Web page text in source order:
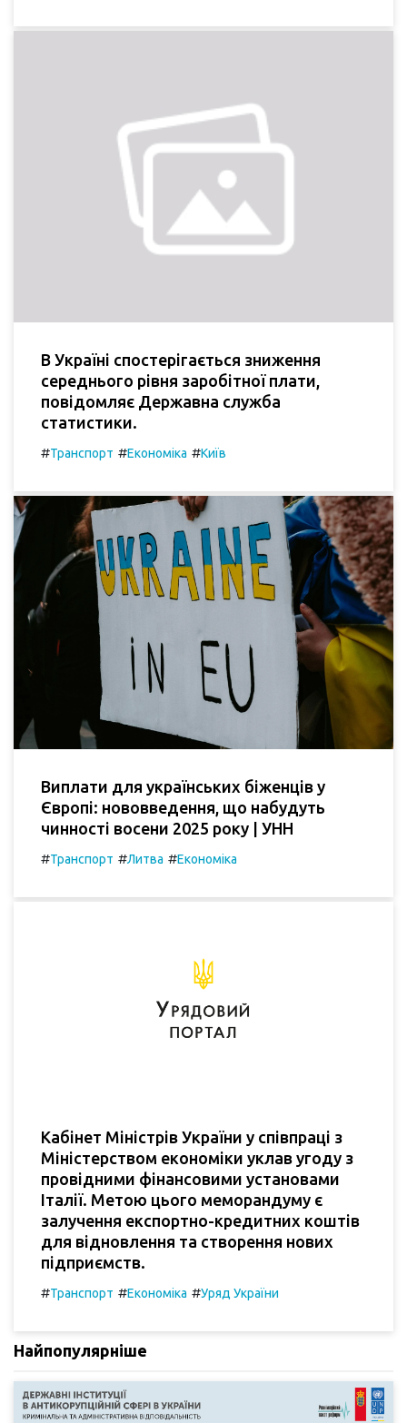
В Україні спостерігається зниження
середнього рівня заробітної плати,
повідомляє Державна служба
статистики.
#Транспорт #Економіка #Київ
Виплати для українських біженців у
Європі: нововведення, що набудуть
чинності восени 2025 року | УНН
#Транспорт #Литва #Економіка
Кабінет Міністрів України у співпраці з
Міністерством економіки уклав угоду з
провідними фінансовими установами
Італії. Метою цього меморандуму є
залучення експортно-кредитних коштів
для відновлення та створення нових
підприємств.
#Транспорт #Економіка #Уряд України
Найпопулярніше